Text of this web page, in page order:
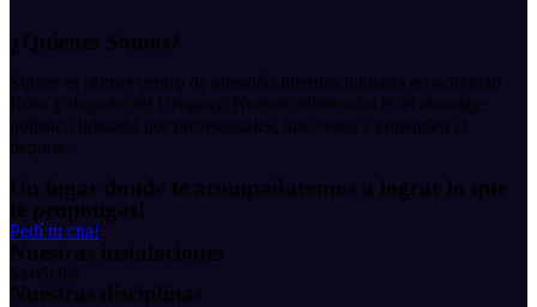
¿Quienes Somos?
Somos el primer centro de atención interdisciplinaria en actividad
física y deporte del Uruguay. Nuestro diferencial es el abordaje
holístico liderado por profesionales, que viven y entienden el
deporte.
Un lugar donde te acompañaremos a lograr lo que
te propongas!
Pedí tu cita!
Nuestras instalaciones
Servicios
Nuestras disciplinas